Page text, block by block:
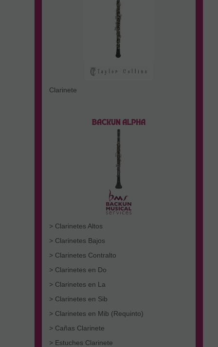
Clarinete
> Clarinetes Altos
> Clarinetes Bajos
> Clarinetes Contralto
> Clarinetes en Do
> Clarinetes en La
> Clarinetes en Sib
> Clarinetes en Mib (Requinto)
> Cañas Clarinete
> Estuches Clarinete